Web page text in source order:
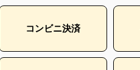
コンビニ決済